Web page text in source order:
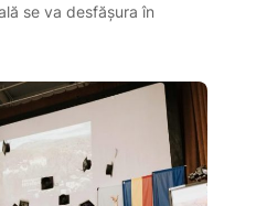
se va desfășura în